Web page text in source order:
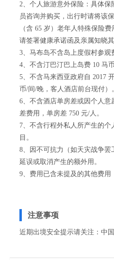
2、个人旅游意外保险：具体保
员咨询并购买，出行时请将该
（含 65 岁）老年人特殊保险
请签署健康承诺函及亲属知晓
3、马布岛不含岛上度假村参观
4、不含汀巴汀巴上岛费 10 马币
5、不含马来西亚政府自 2017
币/间/晚，客人酒店前台现付）
6、不含酒店单房差或因个人
差费用，单房差 750 元/人。
7、不含行程外私人所产生的
目。
8、因不可抗力（如天灾战争
延误或取消产生的额外用。
9、费用已含未提及的其他费用
注意事项
近期出境安全提示请关注： 中